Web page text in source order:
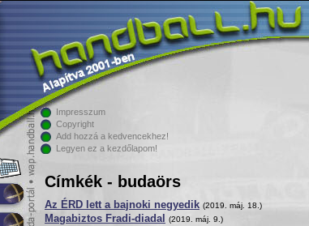
Impresszum
Copyright
Add hozzá a kedvencekhez!
Legyen ez a kezdőlapom!
Címkék - budaörs
Az ÉRD lett a bajnoki negyedik (2019. máj. 18.)
Magabiztos Fradi-diadal (2019. máj. 9.)